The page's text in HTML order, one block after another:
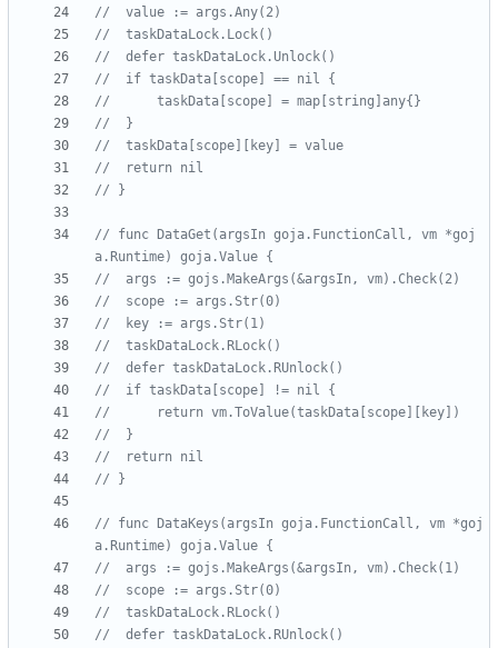
// 	value := args.Any(2)
// 	taskDataLock.Lock()
// 	defer taskDataLock.Unlock()
// 	if taskData[scope] == nil {
// 		taskData[scope] = map[string]any{}
// 	}
// 	taskData[scope][key] = value
// 	return nil
// }
// func DataGet(argsIn goja.FunctionCall, vm *goj
a.Runtime) goja.Value {
// 	args := gojs.MakeArgs(&argsIn, vm).Check(2)
// 	scope := args.Str(0)
// 	key := args.Str(1)
// 	taskDataLock.RLock()
// 	defer taskDataLock.RUnlock()
// 	if taskData[scope] != nil {
// 		return vm.ToValue(taskData[scope][key])
// 	}
// 	return nil
// }
// func DataKeys(argsIn goja.FunctionCall, vm *goj
a.Runtime) goja.Value {
// 	args := gojs.MakeArgs(&argsIn, vm).Check(1)
// 	scope := args.Str(0)
// 	taskDataLock.RLock()
// 	defer taskDataLock.RUnlock()